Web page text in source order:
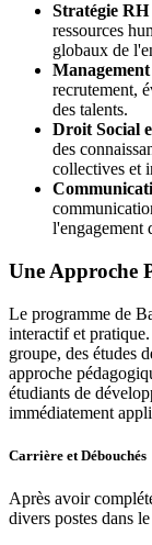
Stratégie RH
ressources
globaux de
recrutement,
des talents.
Droit Social
des
collectives et
l'engagement
Une Approche
Le programme de
interactif et
groupe, des études
approche
étudiants de
immédiatement
Carrière et Débouchés
Après avoir
divers postes dans